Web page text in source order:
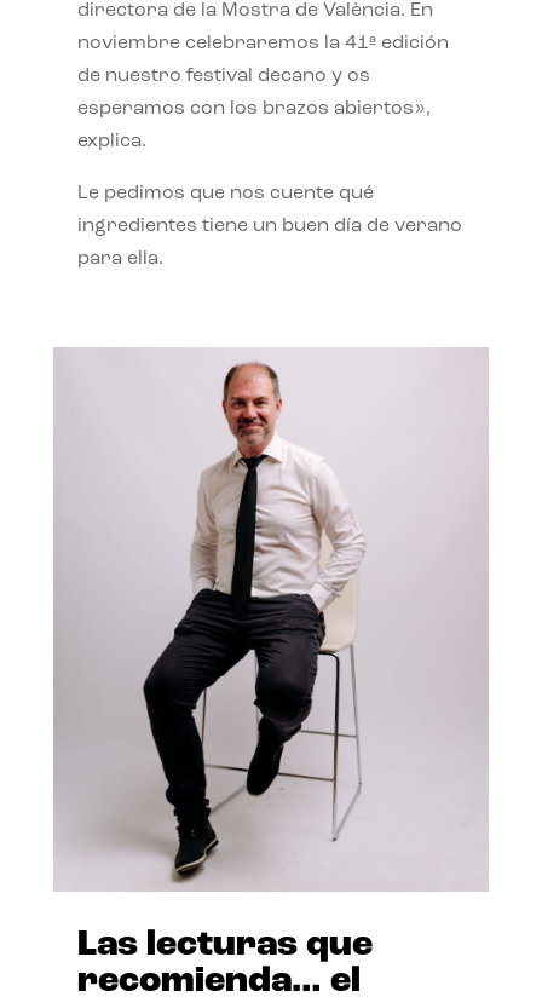
directora de la Mostra de València. En
noviembre celebraremos la 41ª edición
de nuestro festival decano y os
esperamos con los brazos abiertos»,
explica.
Le pedimos que nos cuente qué
ingredientes tiene un buen día de verano
para ella.
Las lecturas que
recomienda… el